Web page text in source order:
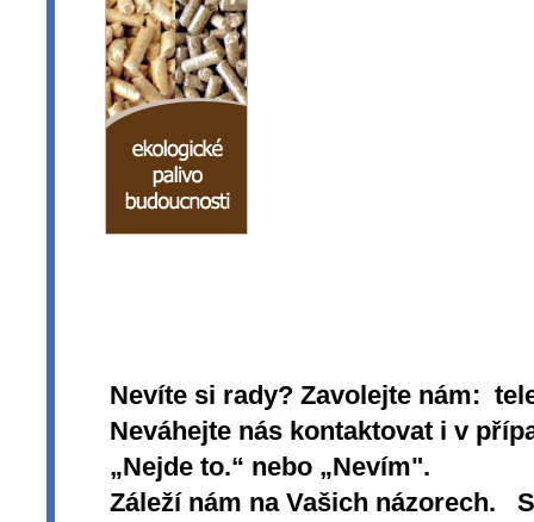
Nevíte si rady? Zavolejte nám:
Neváhejte nás kontaktovat i v
„Nejde to.“ nebo „Nevím".
Záleží nám na Vašich názorech.